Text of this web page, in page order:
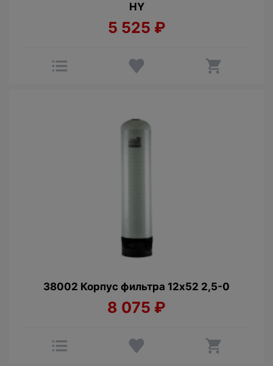
HY
5 525 ₽
38002 Корпус фильтра 12х52 2,5-0
8 075 ₽